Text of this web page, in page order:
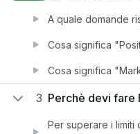
A quale domande
Cosa significa
Cosa significa
3 Perchè devi fare
Per superare i limiti